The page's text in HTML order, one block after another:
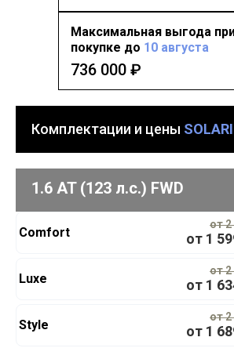
Максимальная выгода
покупке до 10 августа
736 000 ₽
Комплектации и цены
1.6 AT (123 л.с.) FWD
Comfort
от 2
от 1
Luxe
от 2
от 1
Style
от 2
от 1